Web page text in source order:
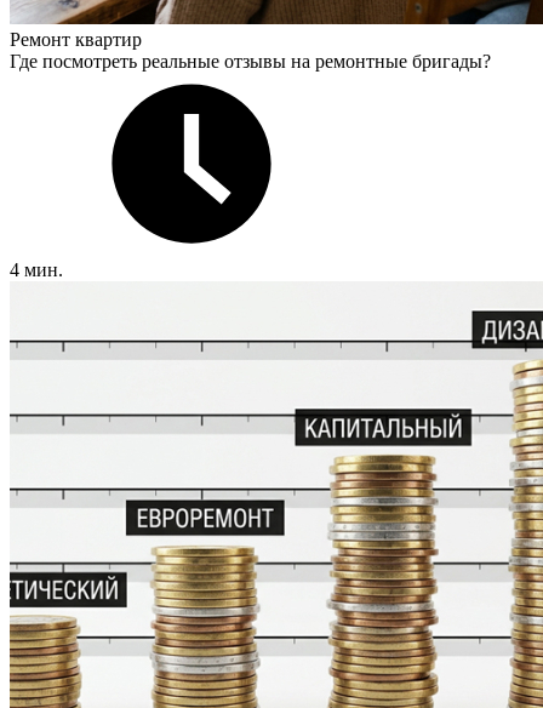
Ремонт квартир
Где посмотреть реальные отзывы на ремонтные бригады?
4 мин.